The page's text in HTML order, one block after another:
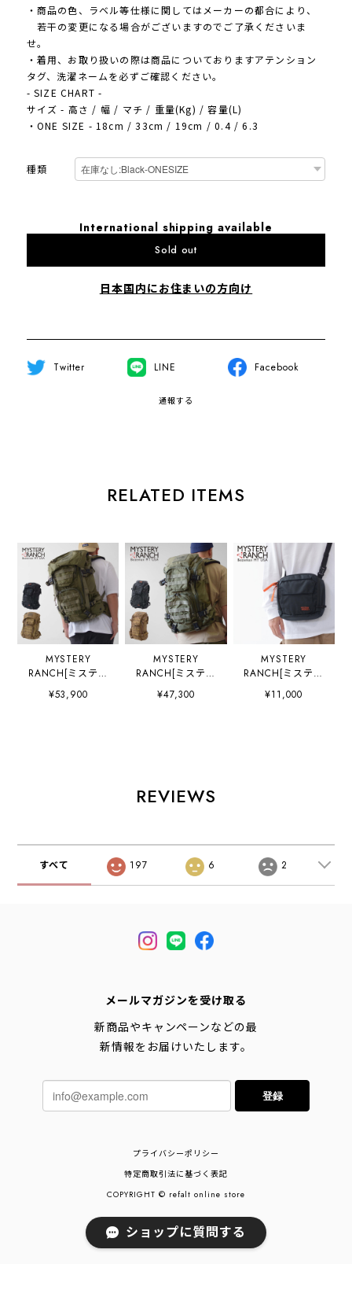
・商品の色、ラベル等仕様に関してはメーカーの都合により、
若干の変更になる場合がございますのでご了承くださいま
せ。
・着用、お取り扱いの際は商品についておりますアテンション
タグ、洗濯ネームを必ずご確認ください。
- SIZE CHART -
サイズ - 高さ / 幅 / マチ / 重量(Kg) / 容量(L)
・ONE SIZE - 18cm / 33cm / 19cm / 0.4 / 6.3
種類
International shipping available
Sold out
日本国内にお住まいの方向け
Twitter LINE Facebook
通報する
RELATED ITEMS
MYSTERY
RANCH[ミステリ
ーランチ] BLITZ
35 [19761509] ブ
¥53,900
MYSTERY
RANCH[ミステリ
ーランチ] BLITZ
MEN'S/LADY'S
¥47,300
MYSTERY
RANCH[ミステリ
ーランチ]
DISTRICT 4
[2026SS]
¥11,000
REVIEWS
すべて 197 6 2
メールマガジンを受け取る
新商品やキャンペーンなどの最
新情報をお届けいたします。
登録
プライバシーポリシー
特定商取引法に基づく表記
COPYRIGHT © refalt online store
ショップに質問する